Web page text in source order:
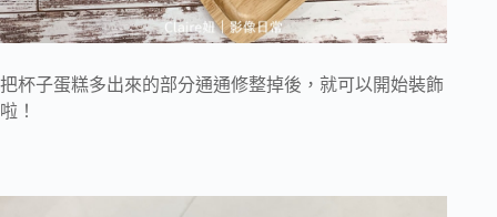
把杯子蛋糕多出來的部分通通修整掉後，就可以開始裝飾
啦！